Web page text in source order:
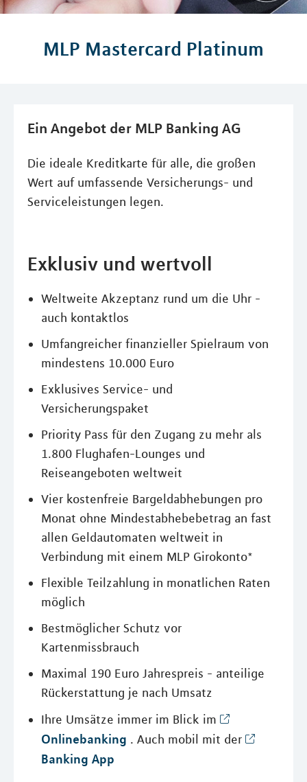
MLP Mastercard Platinum
Ein Angebot der MLP Banking AG
Die ideale Kreditkarte für alle, die großen
Wert auf umfassende Versicherungs- und
Serviceleistungen legen.
Exklusiv und wertvoll
Weltweite Akzeptanz rund um die Uhr -
auch kontaktlos
Umfangreicher finanzieller Spielraum von
mindestens 10.000 Euro
Exklusives Service- und
Versicherungspaket
Priority Pass für den Zugang zu mehr als
1.800 Flughafen-Lounges und
Reiseangeboten weltweit
Vier kostenfreie Bargeldabhebungen pro
Monat ohne Mindestabhebebetrag an fast
allen Geldautomaten weltweit in
Verbindung mit einem MLP Girokonto*
Flexible Teilzahlung in monatlichen Raten
möglich
Bestmöglicher Schutz vor
Kartenmissbrauch
Maximal 190 Euro Jahrespreis - anteilige
Rückerstattung je nach Umsatz
Ihre Umsätze immer im Blick im
Onlinebanking . Auch mobil mit der
Banking App